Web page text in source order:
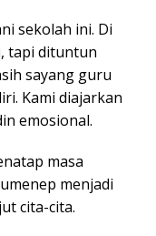
sekolah ini. Di
tapi dituntun
sayang guru
Kami diajarkan
emosional.
masa
menjadi
cita-cita.